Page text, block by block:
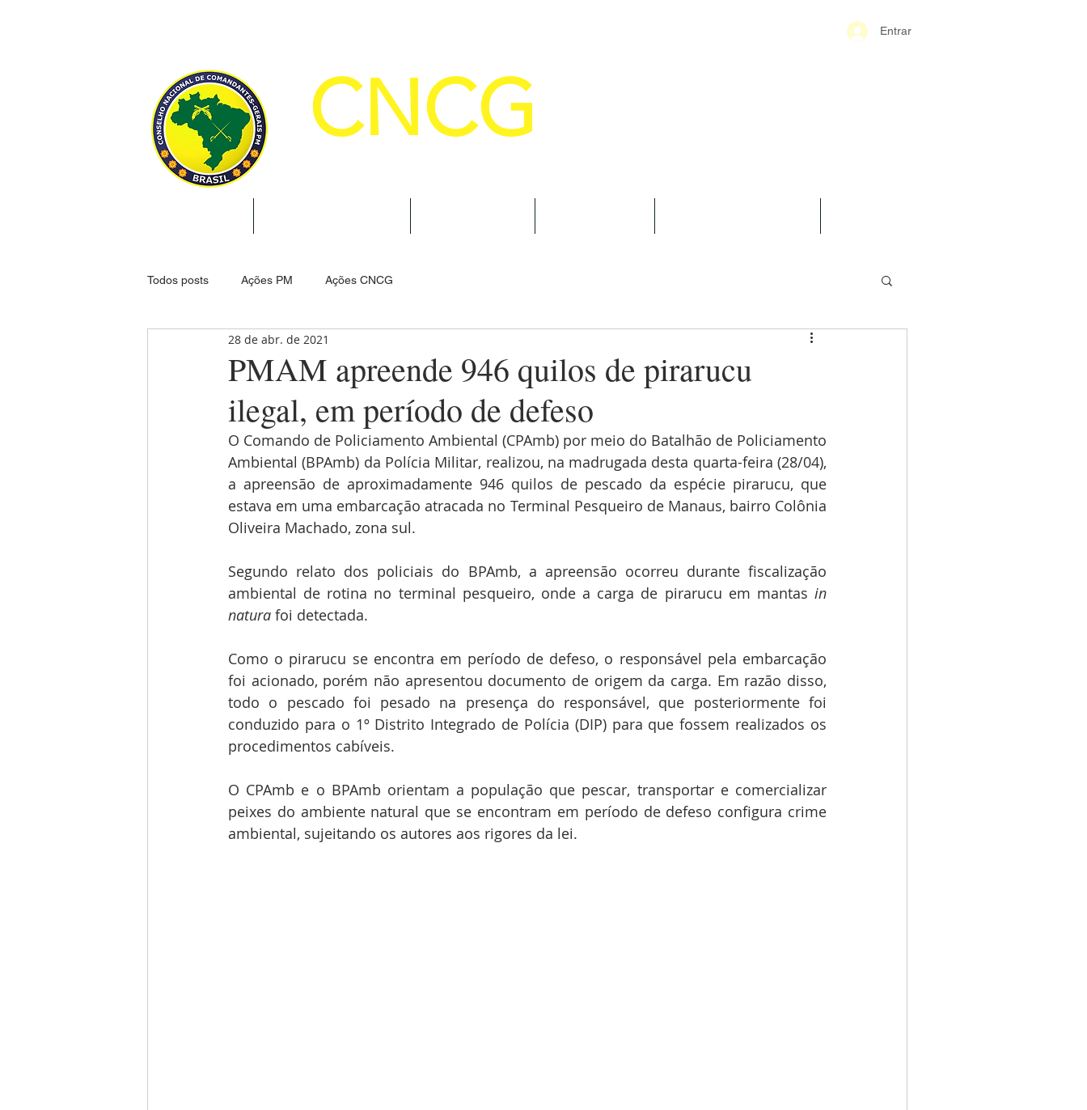
Entrar
CNCG
Todos posts Ações PM Ações CNCG
PMAM apreende 946 quilos de pirarucu
ilegal, em período de defeso
28 de abr. de 2021
O Comando de Policiamento Ambiental (CPAmb) por meio do Batalhão de Policiamento
Ambiental (BPAmb) da Polícia Militar, realizou, na madrugada desta quarta-feira (28/04),
a apreensão de aproximadamente 946 quilos de pescado da espécie pirarucu, que
estava em uma embarcação atracada no Terminal Pesqueiro de Manaus, bairro Colônia
Oliveira Machado, zona sul.
Segundo relato dos policiais do BPAmb, a apreensão ocorreu durante fiscalização
ambiental de rotina no terminal pesqueiro, onde a carga de pirarucu em mantas in
natura foi detectada.
Como o pirarucu se encontra em período de defeso, o responsável pela embarcação
foi acionado, porém não apresentou documento de origem da carga. Em razão disso,
todo o pescado foi pesado na presença do responsável, que posteriormente foi
conduzido para o 1º Distrito Integrado de Polícia (DIP) para que fossem realizados os
procedimentos cabíveis.
O CPAmb e o BPAmb orientam a população que pescar, transportar e comercializar
peixes do ambiente natural que se encontram em período de defeso configura crime
ambiental, sujeitando os autores aos rigores da lei.